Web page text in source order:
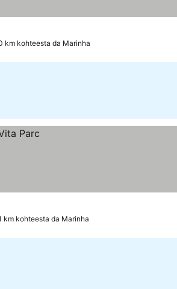
km kohteesta da Marinha
km kohteesta da Marinha